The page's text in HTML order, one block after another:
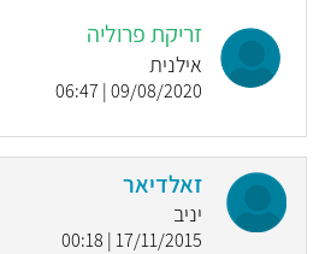
זריקת פרוליה
אילנית
09/08/2020 | 06:47
זאלדיאר
יניב
17/11/2015 | 00:18